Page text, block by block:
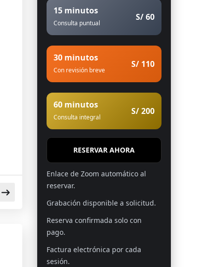
15 minutos
Consulta puntual
S/ 60
30 minutos
Con revisión breve
S/ 110
60 minutos
Consulta integral
S/ 200
RESERVAR AHORA
Enlace de Zoom automático al
reservar.
Grabación disponible a solicitud.
Reserva confirmada solo con
pago.
Factura electrónica por cada
sesión.